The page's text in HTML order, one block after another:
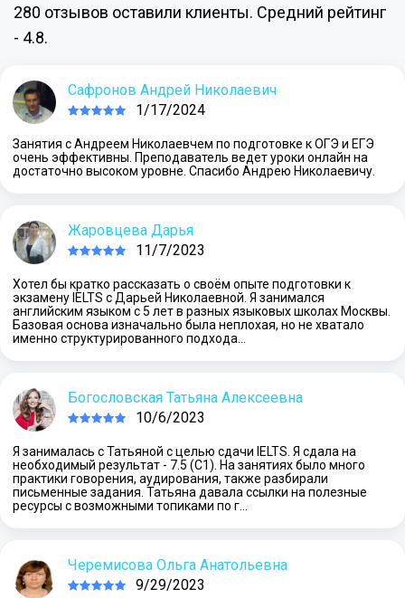
280 отзывов оставили клиенты. Средний рейтинг
- 4.8.
Сафронов Андрей Николаевич
1/17/2024
Занятия с Андреем Николаевчем по подготовке к ОГЭ и ЕГЭ
очень эффективны. Преподаватель ведет уроки онлайн на
достаточно высоком уровне. Спасибо Андрею Николаевичу.
Жаровцева Дарья
11/7/2023
Хотел бы кратко рассказать о своём опыте подготовки к
экзамену IELTS с Дарьей Николаевной. Я занимался
английским языком с 5 лет в разных языковых школах Москвы.
Базовая основа изначально была неплохая, но не хватало
именно структурированного подхода…
Богословская Татьяна Алексеевна
10/6/2023
Я занималась с Татьяной с целью сдачи IELTS. Я сдала на
необходимый результат - 7.5 (С1). На занятиях было много
практики говорения, аудирования, также разбирали
письменные задания. Татьяна давала ссылки на полезные
ресурсы с возможными топиками по г…
Черемисова Ольга Анатольевна
9/29/2023